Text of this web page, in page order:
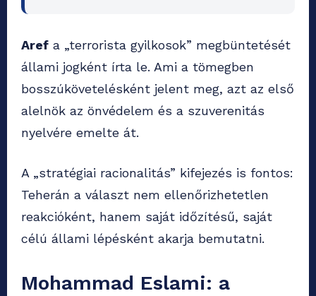
Aref a „terrorista gyilkosok” megbüntetését
állami jogként írta le. Ami a tömegben
bosszúkövetelésként jelent meg, azt az első
alelnök az önvédelem és a szuverenitás
nyelvére emelte át.
A „stratégiai racionalitás” kifejezés is fontos:
Teherán a választ nem ellenőrizhetetlen
reakcióként, hanem saját időzítésű, saját
célú állami lépésként akarja bemutatni.
Mohammad Eslami: a